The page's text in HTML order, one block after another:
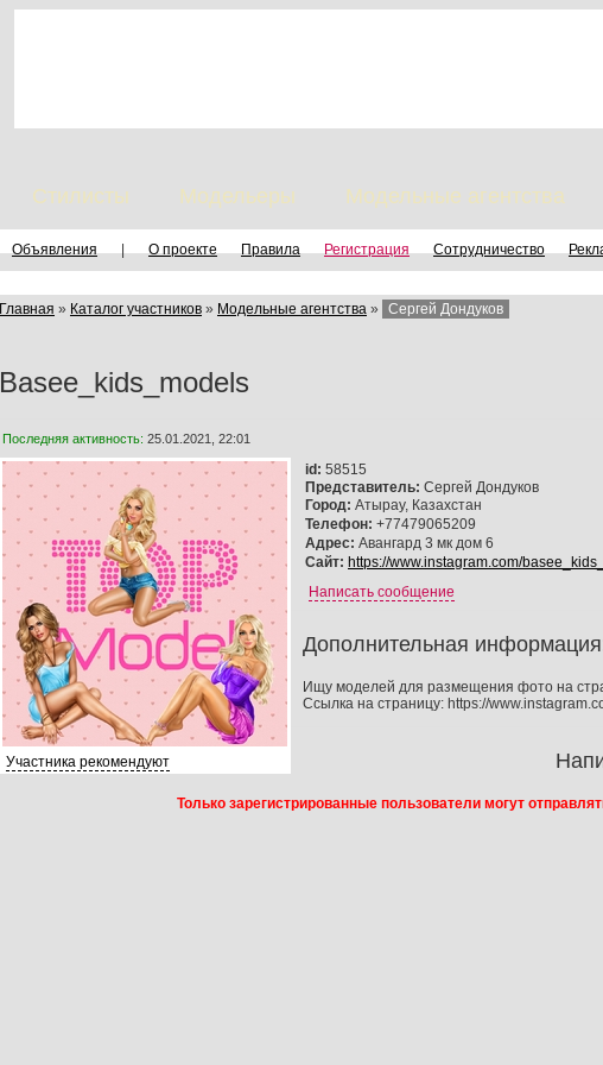
Стилисты Модельеры Модельные агентства
Объявления | О проекте Правила Регистрация Сотрудничество
Главная » Каталог участников » Модельные агентства » Сергей Дондуков
Basee_kids_models
Последняя активность: 25.01.2021, 22:01
Участника рекомендуют
id: 58515
Представитель: Сергей Дондуков
Город: Атырау, Казахстан
Телефон: +77479065209
Адрес: Авангард 3 мк дом 6
Сайт: https://www.instagram.com/
Написать сообщение
Дополнительная
Ищу моделей для размещения фото на
Ссылка на страницу: https://
Только зарегистрированные пользователи могут